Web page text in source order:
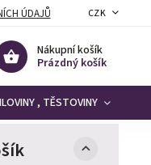
ÚDAJŮ CZK
Nákupní košík
Prázdný košík
, TĚSTOVINY